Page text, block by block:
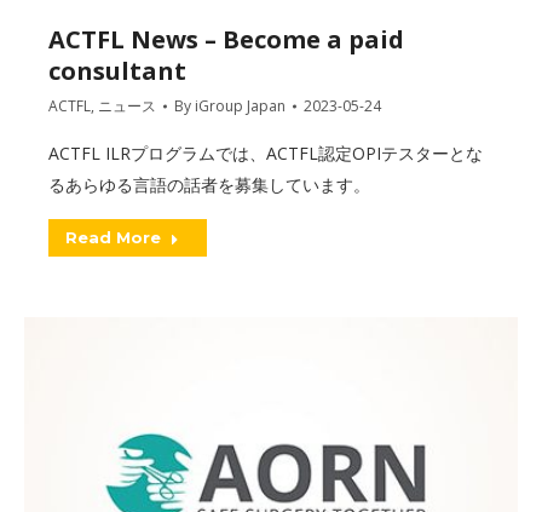
ACTFL News – Become a paid
consultant
ACTFL, ニュース By iGroup Japan 2023-05-24
ACTFL ILRプログラムでは、ACTFL認定OPIテスターとな
るあらゆる言語の話者を募集しています。
Read More